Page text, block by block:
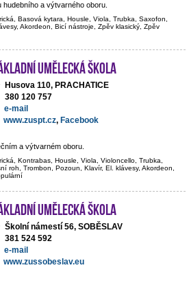
a výtvarného oboru.
Basová kytara, Housle, Viola, Trubka, Saxofon,
Akordeon, Bicí nástroje, Zpěv klasický, Zpěv
umělecká škola
Husova 110, PRACHATICE
380 120 757
e-mail
www.zuspt.cz, Facebook
a výtvarném oboru.
Kontrabas, Housle, Viola, Violoncello, Trubka,
roh, Trombon, Pozoun, Klavír, El. klávesy, Akordeon,
umělecká škola
Školní námestí 56, SOBĚSLAV
381 524 592
e-mail
www.zussobeslav.eu